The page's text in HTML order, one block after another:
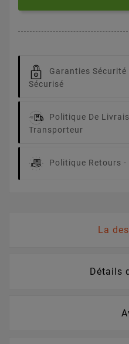
Garanties Sécurité
Sécurisé
Politique De
Transporteur
Politique Retours -
La
Détails